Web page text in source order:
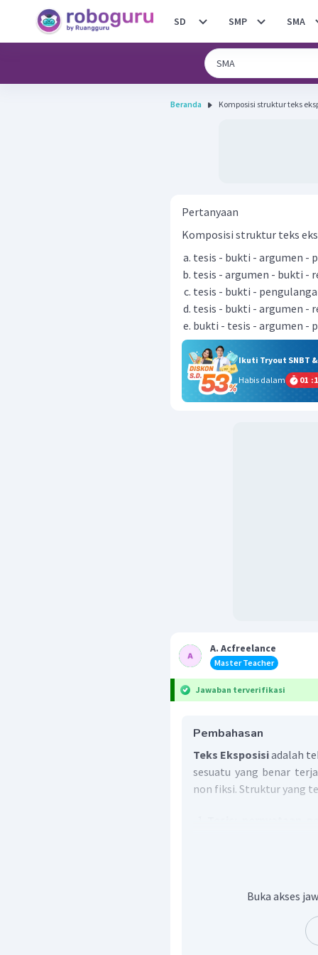
SD SMP SMA
Beranda Komposisi struktur teks
Pertanyaan
Komposisi struktur teks
tesis - bukti - argumen -
tesis - argumen - bukti -
tesis - bukti -
tesis - bukti - argumen -
bukti - tesis - argumen -
Ikuti Tryout SNBT
Habis dalam
01 :
A. Acfreelance
Master Teacher
Jawaban terverifikasi
Pembahasan
Teks Eksposisiadalah
sesuatu yang benar
non fiksi. Struktur yang
menyampaikan
pernyataan dalam
pertanyaan umum
para ahli, maupun
Buka akses